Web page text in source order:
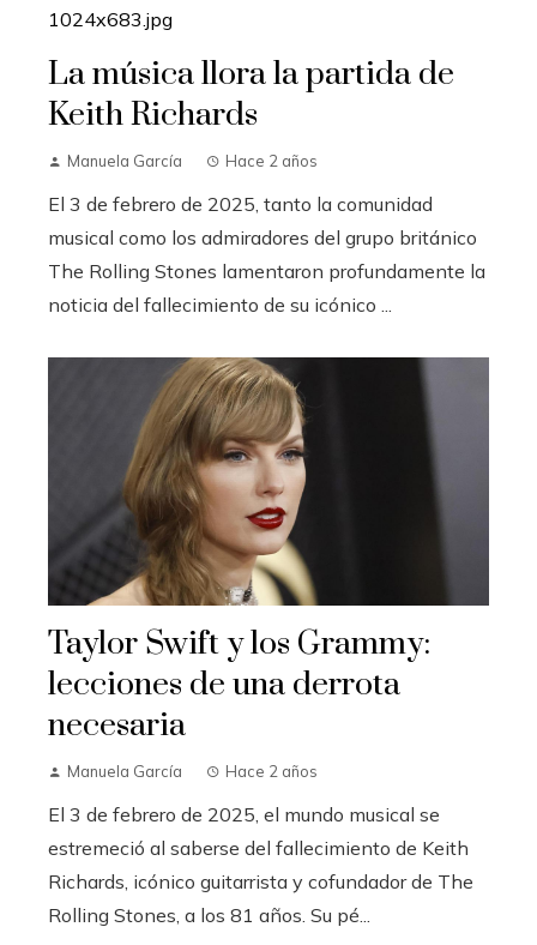
La música llora la partida de
Keith Richards
Manuela García Hace 2 años
El 3 de febrero de 2025, tanto la comunidad
musical como los admiradores del grupo británico
The Rolling Stones lamentaron profundamente la
noticia del fallecimiento de su icónico ...
Taylor Swift y los Grammy:
lecciones de una derrota
necesaria
Manuela García Hace 2 años
El 3 de febrero de 2025, el mundo musical se
estremeció al saberse del fallecimiento de Keith
Richards, icónico guitarrista y cofundador de The
Rolling Stones, a los 81 años. Su pé...